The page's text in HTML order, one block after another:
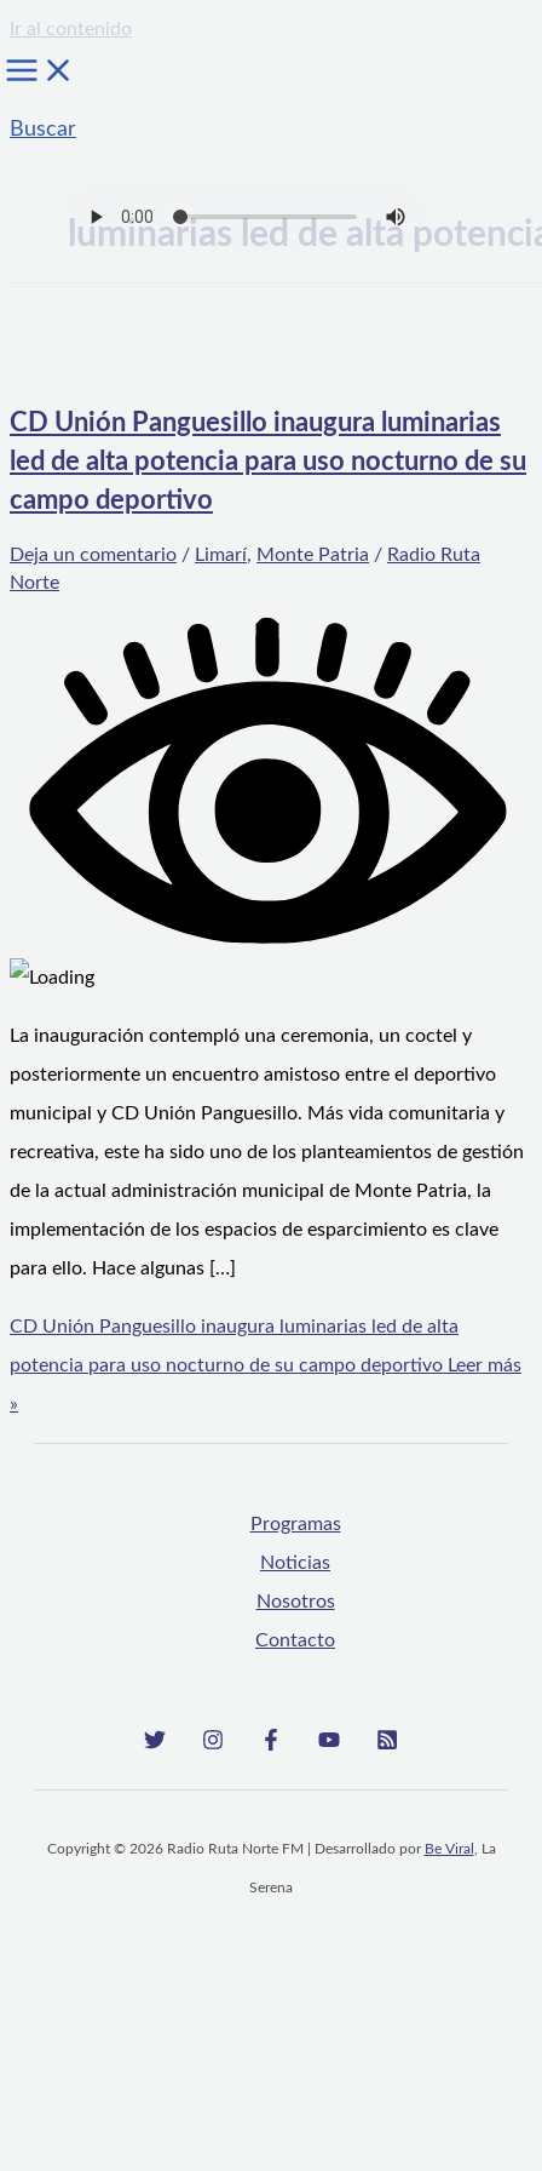
Ir al contenido
Buscar
luminarias led de alta
CD Unión Panguesillo inaugura luminarias
led de alta potencia para uso nocturno de su
campo deportivo
Deja un comentario / Limarí, Monte Patria / Radio Ruta
Norte
La inauguración contempló una ceremonia, un coctel y
posteriormente un encuentro amistoso entre el deportivo
municipal y CD Unión Panguesillo. Más vida comunitaria y
recreativa, este ha sido uno de los planteamientos de gestión
de la actual administración municipal de Monte Patria, la
implementación de los espacios de esparcimiento es clave
para ello. Hace algunas […]
CD Unión Panguesillo inaugura luminarias led de alta
potencia para uso nocturno de su campo deportivo Leer más
»
Programas
Noticias
Nosotros
Contacto
Copyright © 2026 Radio Ruta Norte FM | Desarrollado por Be Viral , La
Serena